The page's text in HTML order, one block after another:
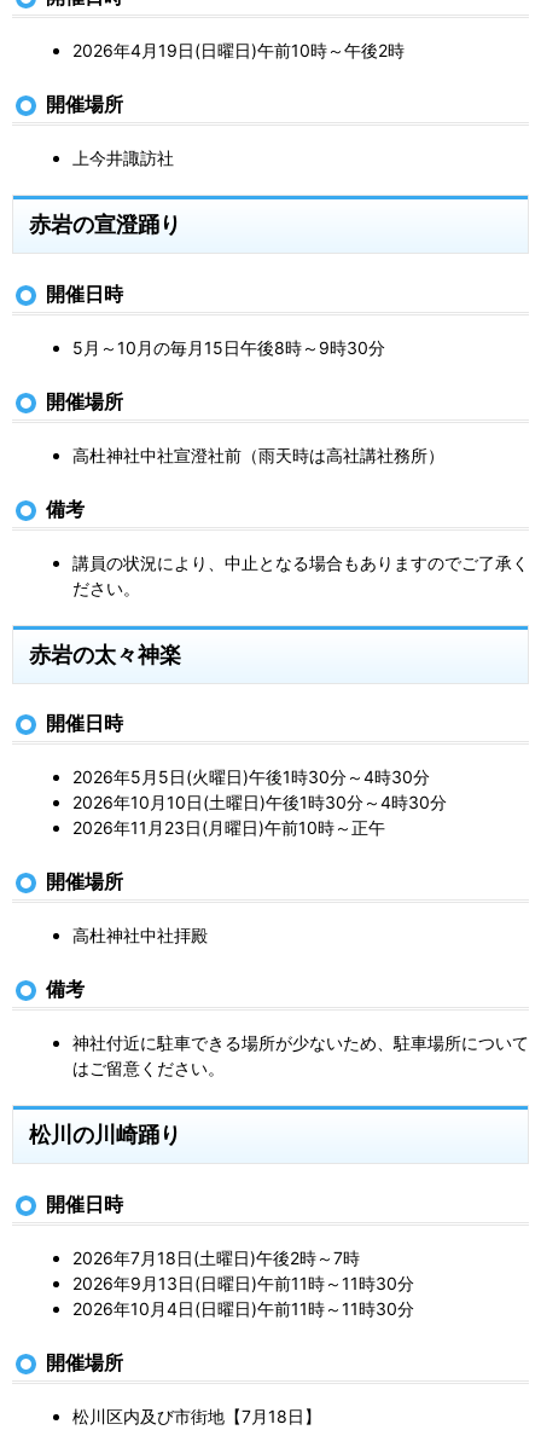
2026年4月19日(日曜日)午前10時～午後2時
開催場所
上今井諏訪社
赤岩の宣澄踊り
開催日時
5 月～10月の毎月15日午後8時～9時30分
開催場所
高杜神社中社宣澄社前（雨天時は高社講社務所）
備考
講員の状況により、中止となる場合もありますのでご了承く
ださい。
赤岩の太々神楽
開催日時
2026年5月5日(火曜日)午後1時30分～4時30分
2026年10月10日(土曜日)午後1時30分～4時30分
2026年11月23日(月曜日)午前10時～正午
開催場所
高杜神社中社拝殿
備考
神社付近に駐車できる場所が少ないため、駐車場所について
はご留意ください。
松川の川崎踊り
開催日時
2026年7月18日(土曜日)午後2時～7時
2026年9月13日(日曜日)午前11時～11時30分
2026年10月4日(日曜日)午前11時～11時30分
開催場所
松川区内及び市街地【7月18日】